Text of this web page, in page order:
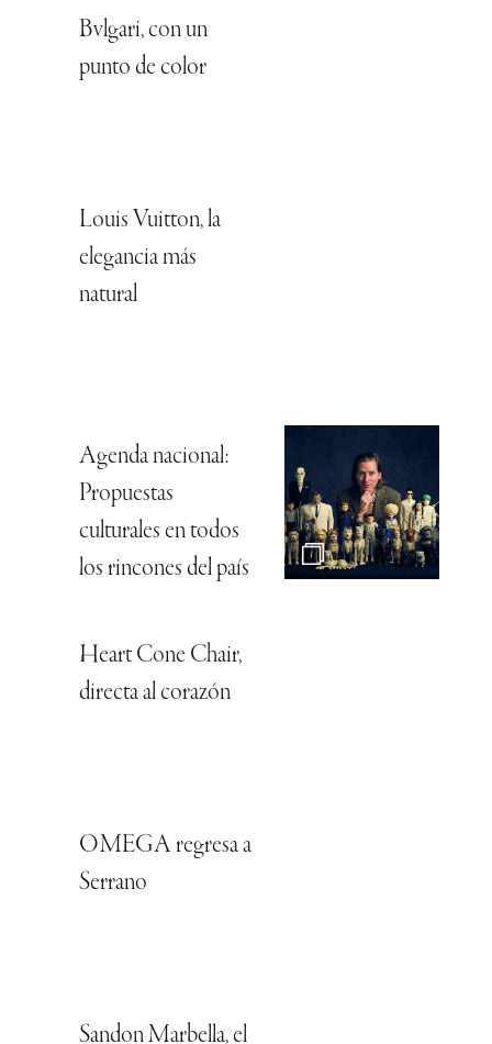
Bvlgari, con un
punto de color
Louis Vuitton, la
elegancia más
natural
Agenda nacional:
Propuestas
culturales en todos
los rincones del país
Heart Cone Chair,
directa al corazón
OMEGA regresa a
Serrano
Sandon Marbella, el